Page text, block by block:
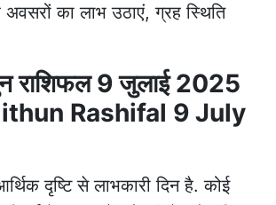
का लाभ उठाएं, ग्रह स्थिति
राशिफल 9 जुलाई 2025
Rashifal 9 July
दृष्टि से लाभकारी दिन है. कोई